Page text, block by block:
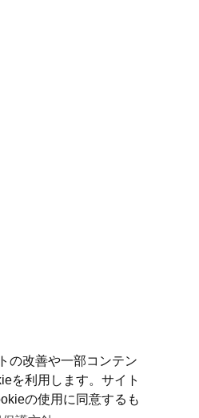
の改善や一部コンテン
を利用します。サイト
の使用に同意するも